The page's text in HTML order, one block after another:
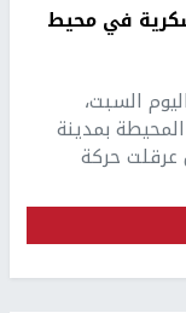
في محيط
السبت،
بمدينة
عرقلت حركة